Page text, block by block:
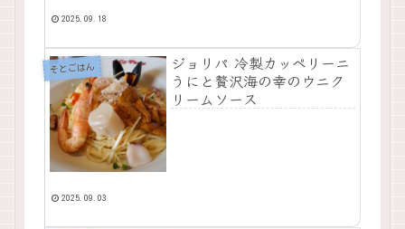
2025.09.18
そとごはん
ジョリパ 冷製カッペリーニ
うにと贅沢海の幸のウニク
リームソース
2025.09.03